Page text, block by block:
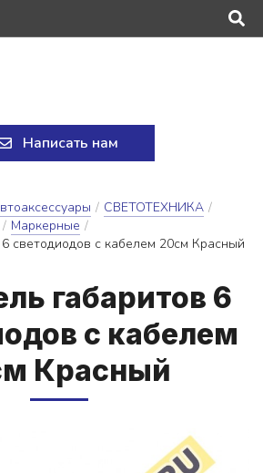
Написать нам
/ СВЕТОТЕХНИКА /
/ Маркерные /
светодиодов с кабелем 20см Красный
га­ба­ри­тов 6
с ка­бе­лем
Крас­ный